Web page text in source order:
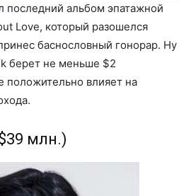
последний альбом эпатажной
Love, который разошелся
баснословный гонорар. Ну
берет не меньше $2
положительно влияет на
млн.)